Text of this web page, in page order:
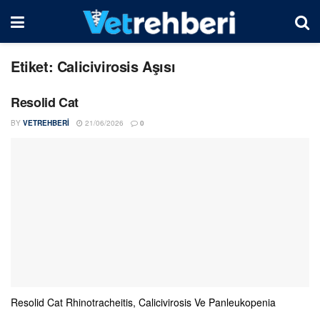
Etiket: Calicivirosis Aşısı
Resolid Cat
BY VETREHBERI 21/06/2026 0
Resolid Cat Rhinotracheitis, Calicivirosis Ve Panleukopenia